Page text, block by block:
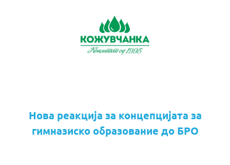
Нова реакција за концепцијата за
гимназиско образование до БРО